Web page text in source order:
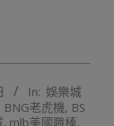
In: 娛樂城
BNG老虎機, BS
, mlb美國職棒,